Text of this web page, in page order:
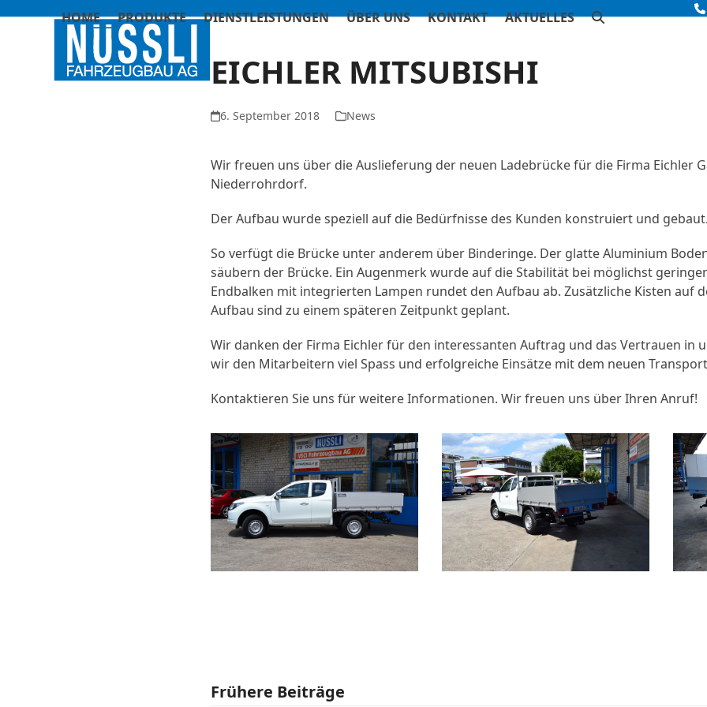
HOME PRODUKTE DIENSTLEISTUNGEN ÜBER UNS KONTAKT AKTUELLES
EICHLER MITSUBISHI
6. September 2018 News
Wir freuen uns über die Auslieferung der neuen Ladebrücke für die Firma Eichler
Niederrohrdorf.
Der Aufbau wurde speziell auf die Bedürfnisse des Kunden konstruiert und
So verfügt die Brücke unter anderem über Binderinge. Der glatte Aluminium
säubern der Brücke. Ein Augenmerk wurde auf die Stabilität bei möglichst
Endbalken mit integrierten Lampen rundet den Aufbau ab. Zusätzliche Kisten auf
Aufbau sind zu einem späteren Zeitpunkt geplant.
Wir danken der Firma Eichler für den interessanten Auftrag und das Vertrauen in
wir den Mitarbeitern viel Spass und erfolgreiche Einsätze mit dem neuen
Kontaktieren Sie uns für weitere Informationen. Wir freuen uns über Ihren Anruf!
Frühere Beiträge